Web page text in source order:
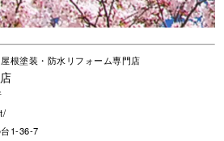
根塗装・防水リフォーム専門店
1-36-7